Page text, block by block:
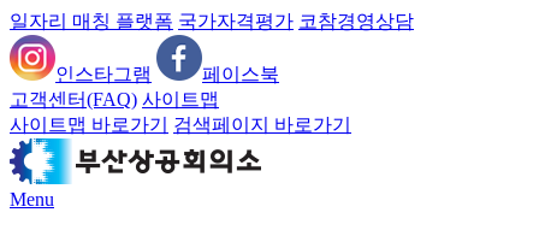
일자리 매칭 플랫폼 국가자격평가 코참경영상담
인스타그램
페이스북
고객센터(FAQ) 사이트맵
사이트맵 바로가기
검색페이지 바로가기
Menu